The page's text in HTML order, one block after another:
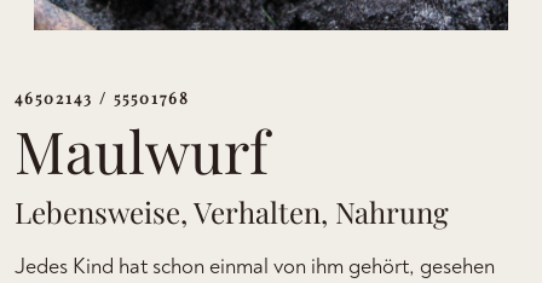
46502143 / 55501768
Maulwurf
Lebensweise, Verhalten, Nahrung
Jedes Kind hat schon einmal von ihm gehört, gesehen